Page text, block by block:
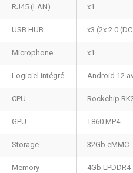
RJ45 (LAN) x1
USB HUB x3 (2x 2.0
Microphone x1
Logiciel intégré Android 12
CPU Rockchip
GPU T860 MP4
Storage 32Gb eMMC
Memory 4Gb LPDDR4